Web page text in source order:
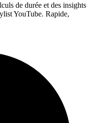
de durée et des insights
YouTube. Rapide,